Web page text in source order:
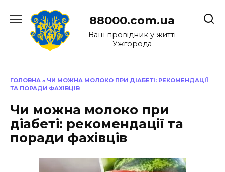
до
88000.com.ua
Ваш провідник у житті
Ужгорода
ГОЛОВНА » ЧИ МОЖНА МОЛОКО ПРИ ДІАБЕТІ: РЕКОМЕНДАЦІЇ
ТА ПОРАДИ ФАХІВЦІВ
Чи можна молоко при
діабеті: рекомендації та
поради фахівців